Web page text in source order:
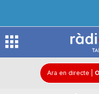
R
Ara en directe